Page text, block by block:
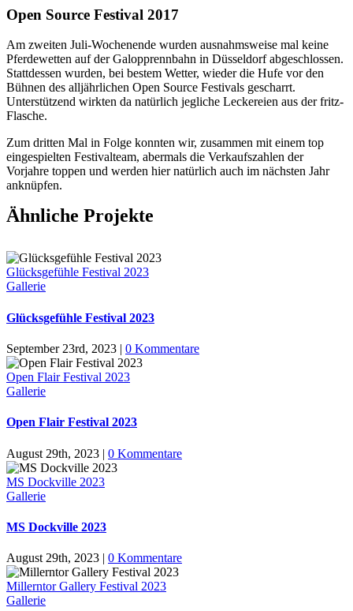
Open Source Festival 2017
Am zweiten Juli-Wochenende wurden ausnahmsweise mal keine
Pferdewetten auf der Galopprennbahn in Düsseldorf abgeschlossen.
Stattdessen wurden, bei bestem Wetter, wieder die Hufe vor den
Bühnen des alljährlichen Open Source Festivals gescharrt.
Unterstützend wirkten da natürlich jegliche Leckereien aus der fritz-
Flasche.
Zum dritten Mal in Folge konnten wir, zusammen mit einem top
eingespielten Festivalteam, abermals die Verkaufszahlen der
Vorjahre toppen und werden hier natürlich auch im nächsten Jahr
anknüpfen.
Ähnliche Projekte
Glücksgefühle Festival 2023
Gallerie
Glücksgefühle Festival 2023
September 23rd, 2023 | 0 Kommentare
Open Flair Festival 2023
Gallerie
Open Flair Festival 2023
August 29th, 2023 | 0 Kommentare
MS Dockville 2023
Gallerie
MS Dockville 2023
August 29th, 2023 | 0 Kommentare
Millerntor Gallery Festival 2023
Gallerie